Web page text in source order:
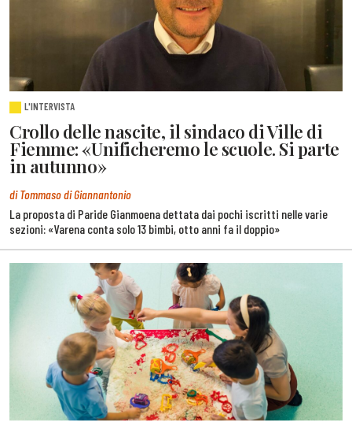
L'INTERVISTA
Crollo delle nascite, il sindaco di Ville di
Fiemme: «Unificheremo le scuole. Si parte
in autunno»
di Tommaso di Giannantonio
La proposta di Paride Gianmoena dettata dai pochi iscritti nelle varie
sezioni: «Varena conta solo 13 bimbi, otto anni fa il doppio»